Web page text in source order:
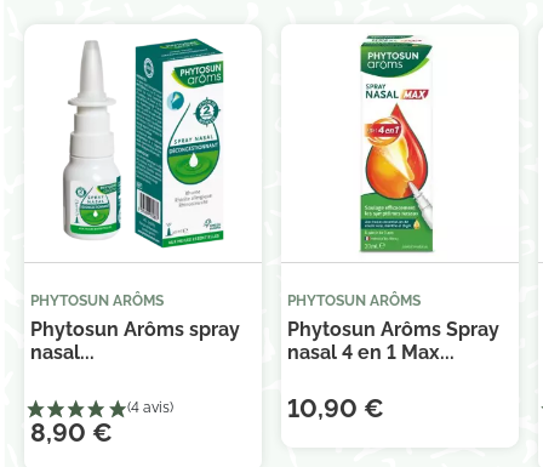
PHYTOSUN ARÔMS
Phytosun Arôms spray
nasal...
8,90 €
PHYTOSUN ARÔMS
Phytosun Arôms Spray
nasal 4 en 1 Max...
10,90 €